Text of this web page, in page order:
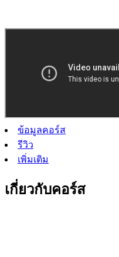
ข้อมูลคอร์ส
รีวิว
เพิ่มเติม
เกี่ยวกับคอร์ส